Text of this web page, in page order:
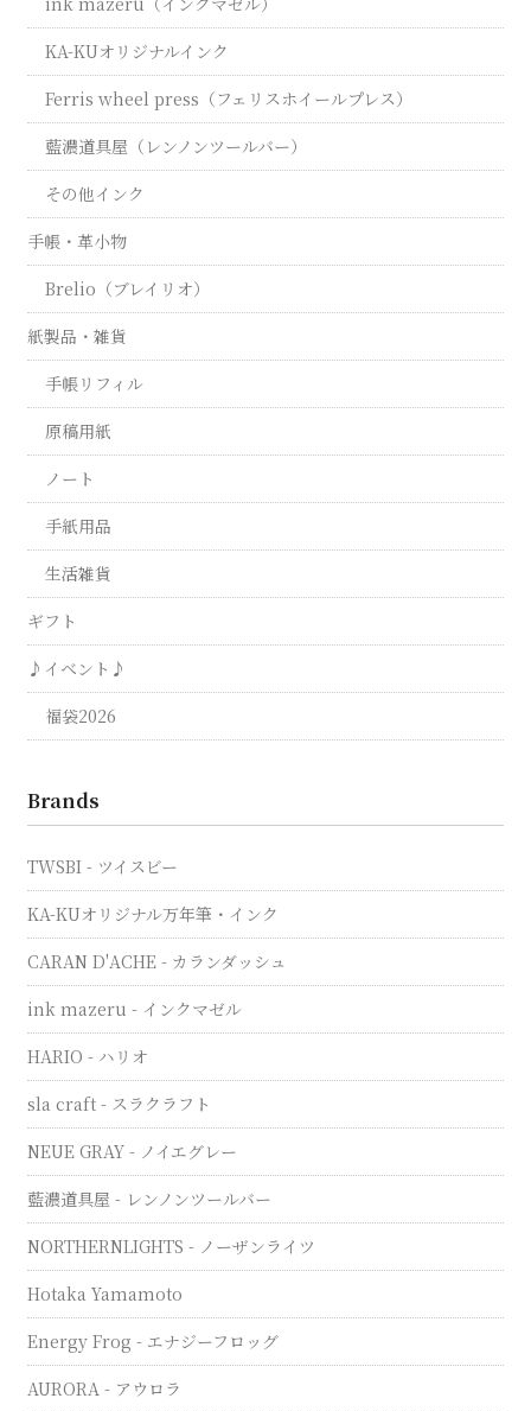
KA-KUオリジナルインク
Ferris wheel press（フェリスホイールプレス）
藍濃道具屋（レンノンツールバー）
その他インク
手帳・革小物
Brelio（ブレイリオ）
紙製品・雑貨
手帳リフィル
原稿用紙
ノート
手紙用品
生活雑貨
ギフト
♪イベント♪
福袋2026
Brands
TWSBI - ツイスビー
KA-KUオリジナル万年筆・インク
CARAN D'ACHE - カランダッシュ
ink mazeru - インクマゼル
HARIO - ハリオ
sla craft - スラクラフト
NEUE GRAY - ノイエグレー
藍濃道具屋 - レンノンツールバー
NORTHERNLIGHTS - ノーザンライツ
Hotaka Yamamoto
Energy Frog - エナジーフロッグ
AURORA - アウロラ